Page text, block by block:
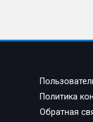
Политика
Обратная